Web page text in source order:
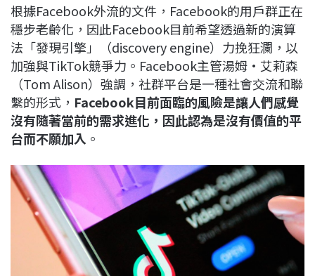
根據Facebook外流的文件，Facebook的用戶群正在
穩步老齡化，因此Facebook目前希望透過新的演算
法「發現引擎」（discovery engine）力挽狂瀾，以
加強與TikTok競爭力。Facebook主管湯姆·艾莉森
（Tom Alison）強調，社群平台是一種社會交流和聯
繫的形式， Facebook目前面臨的風險是讓人們感覺
沒有隨著當前的需求進化，因此認為是沒有價值的平
台而不願加入 。